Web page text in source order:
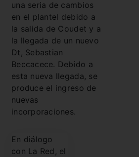
una seria de cambios
en el plantel debido a
la salida de Coudet y a
la llegada de un nuevo
Dt, Sebastian
Beccacece. Debido a
esta nueva llegada, se
produce el ingreso de
nuevas
incorporaciones.
En diálogo
con La Red, el